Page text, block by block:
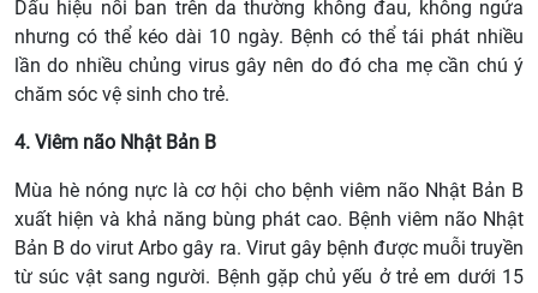
Dấu hiệu nổi ban trên da thường không đau, không ngứa
nhưng có thể kéo dài 10 ngày. Bệnh có thể tái phát nhiều
lần do nhiều chủng virus gây nên do đó cha mẹ cần chú ý
chăm sóc vệ sinh cho trẻ.
4. Viêm não Nhật Bản B
Mùa hè nóng nực là cơ hội cho bệnh viêm não Nhật Bản B
xuất hiện và khả năng bùng phát cao. Bệnh viêm não Nhật
Bản B do virut Arbo gây ra. Virut gây bệnh được muỗi truyền
từ súc vật sang người. Bệnh gặp chủ yếu ở trẻ em dưới 15